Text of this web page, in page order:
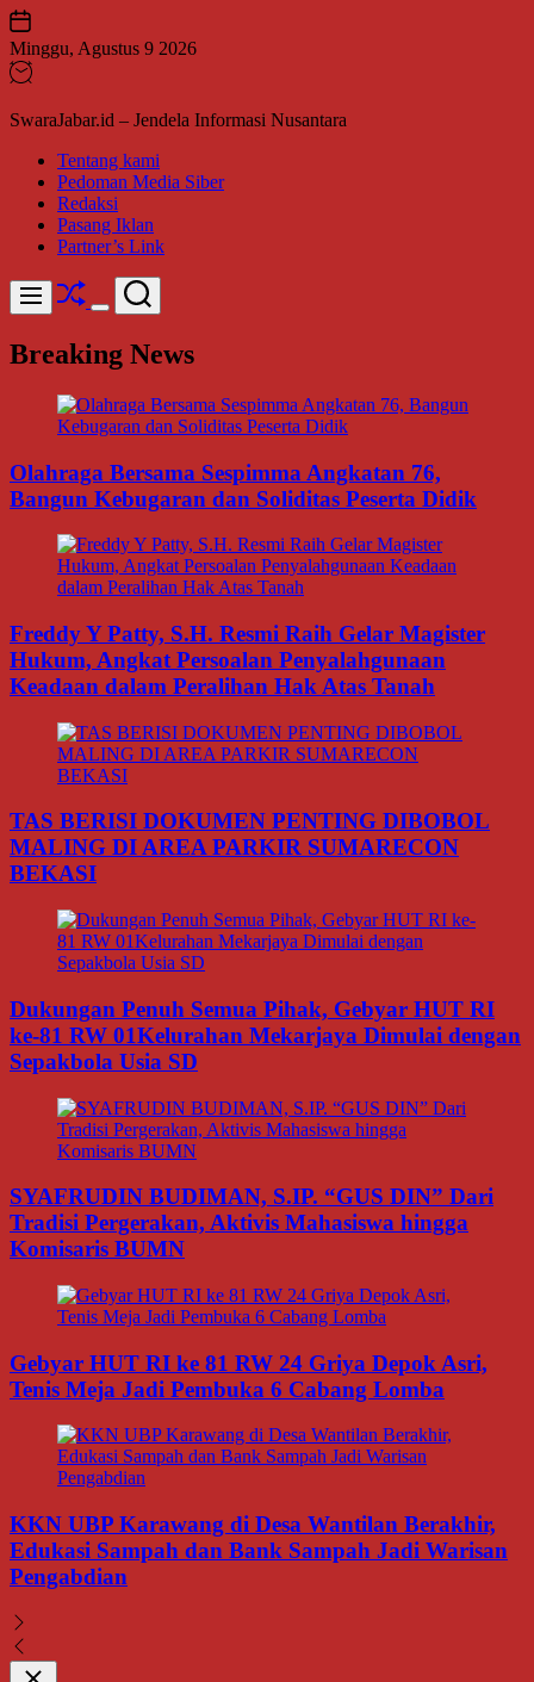
Skip
to
content
Minggu, Agustus 9 2026
SwaraJabar.id – Jendela Informasi Nusantara
Tentang kami
Pedoman Media Siber
Redaksi
Pasang Iklan
Partner’s Link
Menu Shuffle
Switch
mode
Search
Breaking News
Olahraga Bersama Sespimma Angkatan 76,
Bangun Kebugaran dan Soliditas Peserta Didik
Freddy Y Patty, S.H. Resmi Raih Gelar Magister
Hukum, Angkat Persoalan Penyalahgunaan
Keadaan dalam Peralihan Hak Atas Tanah
TAS BERISI DOKUMEN PENTING DIBOBOL
MALING DI AREA PARKIR SUMARECON
BEKASI
Dukungan Penuh Semua Pihak, Gebyar HUT RI
ke-81 RW 01Kelurahan Mekarjaya Dimulai dengan
Sepakbola Usia SD
SYAFRUDIN BUDIMAN, S.IP. “GUS DIN” Dari
Tradisi Pergerakan, Aktivis Mahasiswa hingga
Komisaris BUMN
Gebyar HUT RI ke 81 RW 24 Griya Depok Asri,
Tenis Meja Jadi Pembuka 6 Cabang Lomba
KKN UBP Karawang di Desa Wantilan Berakhir,
Edukasi Sampah dan Bank Sampah Jadi Warisan
Pengabdian
Close